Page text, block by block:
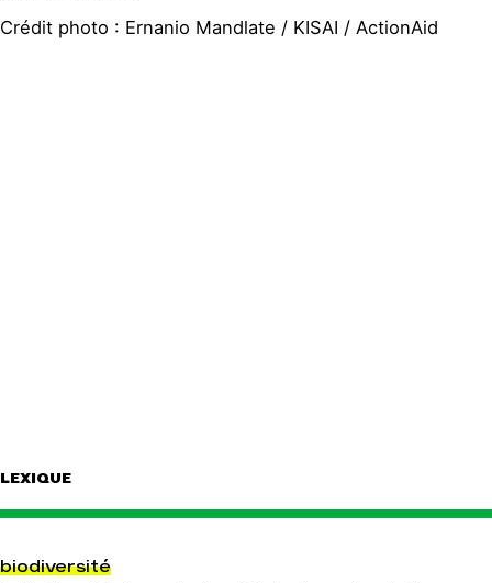
Crédit photo : Ernanio Mandlate / KISAI / ActionAid
LEXIQUE
biodiversité